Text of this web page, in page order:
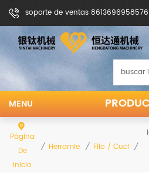
soporte de ventas 8613696958576
MENU
Página
De
Inicio
/ Herramientas De Tierra
/ Filo / Cuchilla
/